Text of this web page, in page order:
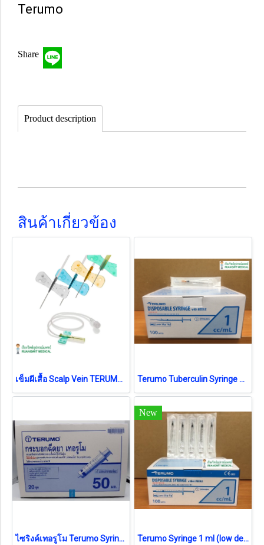
Terumo
Share
Product description
สินค้าเกี่ยวข้อง
เข็มผีเสื้อ Scalp Vein TERUMO (Surflo Winged Infusion Set) Terumo Tuberculin Syringe 1ml 26Gx0.5นิ้ว
ไซริงค์เทอรูโม Terumo Syringe 50 mL หัวธรรมดา
New
Terumo Syringe 1 ml (low dead space)